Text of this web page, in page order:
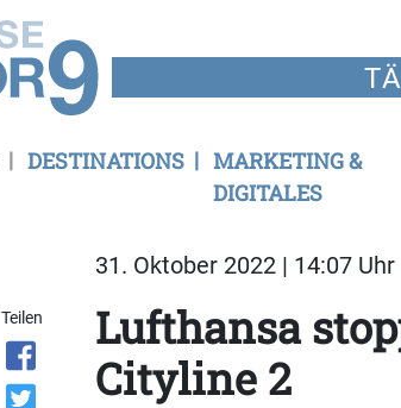
DESTINATIONS
MARKETING &
DIGITALES
31. Oktober 2022 | 14:07 Uhr
Teilen
Lufthansa
Cityline 2